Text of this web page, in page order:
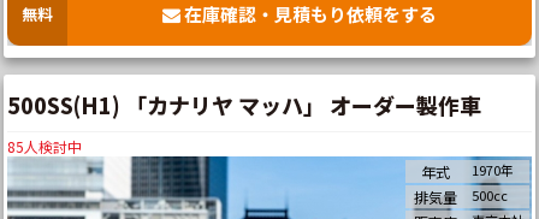
無料 在庫確認・見積もり依頼をする
500SS(H1) 「カナリヤ マッハ」 オーダー製作車
85人検討中
年式 1970年
排気量 500cc